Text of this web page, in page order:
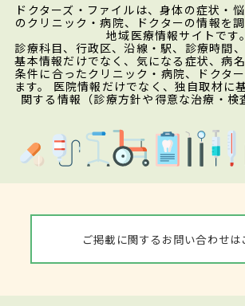
ドクターズ・ファイルは、身体の症状・
のクリニック・病院、ドクターの情報を
地域医療情報サイトです。
診療科目、行政区、沿線・駅、診療時間
基本情報だけでなく、気になる症状、病
条件に合ったクリニック・病院、ドクタ
ます。 医院情報だけでなく、独自取材に
関する情報（診療方針や得意な治療・検
ご掲載に関するお問い合わせは